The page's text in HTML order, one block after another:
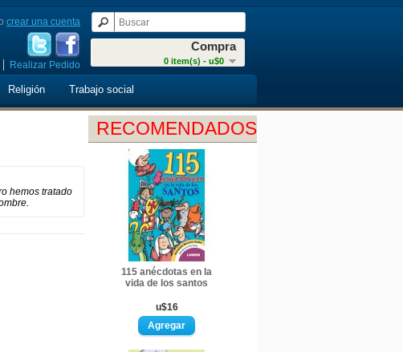
Compra
0 item(s) - u$0
crear una cuenta
Realizar Pedido
Religión Trabajo social
RECOMENDADOS
115 anécdotas en la
vida de los santos
u$16
hemos tratado